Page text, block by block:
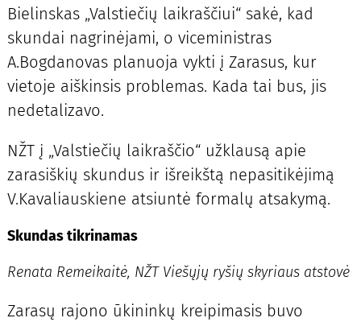
Bielinskas „Valstiečių laikraščiui“ sakė, kad
skundai nagrinėjami, o viceministras
A.Bogdanovas planuoja vykti į Zarasus, kur
vietoje aiškinsis problemas. Kada tai bus, jis
nedetalizavo.
NŽT į „Valstiečių laikraščio“ užklausą apie
zarasiškių skundus ir išreikštą nepasitikėjimą
V.Kavaliauskiene atsiuntė formalų atsakymą.
Skundas tikrinamas
Renata Remeikaitė, NŽT Viešųjų ryšių skyriaus atstovė
Zarasų rajono ūkininkų kreipimasis buvo